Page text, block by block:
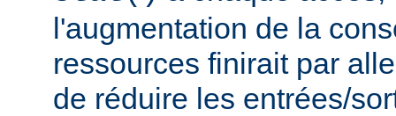
l'augmentation de la
ressources finirait par
de réduire les entrées/